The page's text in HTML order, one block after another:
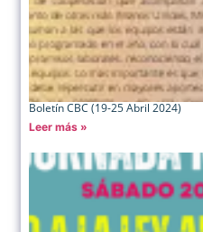
Boletín CBC (19-25 Abril 2024)
Leer más »